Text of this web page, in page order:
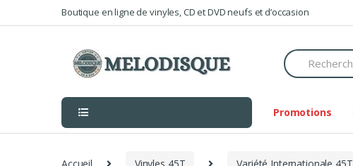
to
to
Boutique en ligne de vinyles, CD et DVD neufs et d’occasion
Search
for:
Promotions